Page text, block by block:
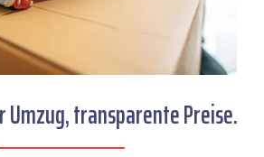
transparente Preise.